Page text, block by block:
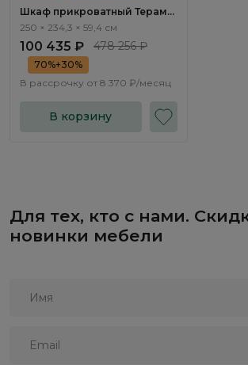
Шкаф прикроватный Терамо
/ Teramo TA195.2
250 × 234,3 × 59,4 см
100 435 ₽ 478 256 ₽
70%+30%
В рассрочку от 8 370 ₽/месяц
В корзину
Для тех, кто с нами.
новинки мебели